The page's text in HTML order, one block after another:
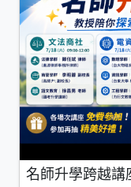
名師升學跨越講